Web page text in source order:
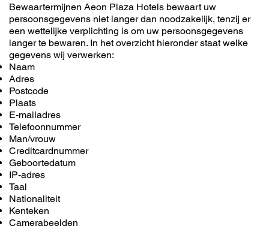
Bewaartermijnen Aeon Plaza Hotels bewaart uw
persoonsgegevens niet langer dan noodzakelijk, tenzij er
een wettelijke verplichting is om uw persoonsgegevens
langer te bewaren. In het overzicht hieronder staat welke
gegevens wij verwerken:
Naam
Adres
Postcode
Plaats
E-mailadres
Telefoonnummer
Man/vrouw
Creditcardnummer
Geboortedatum
IP-adres
Taal
Nationaliteit
Kenteken
Camerabeelden